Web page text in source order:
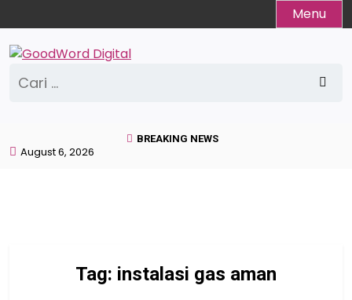
to
content
Menu
untuk:
BREAKING NEWS
August 6, 2026
Tag: instalasi gas aman